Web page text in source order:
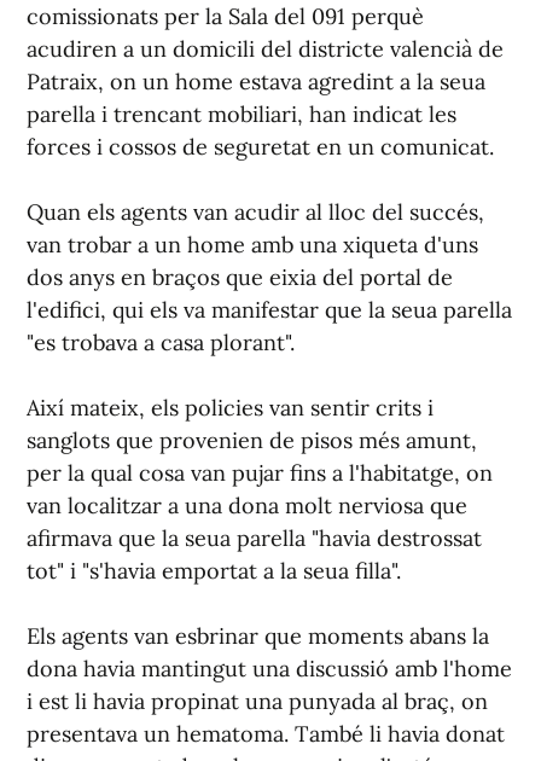
comissionats per la Sala del 091 perquè
acudiren a un domicili del districte valencià de
Patraix, on un home estava agredint a la seua
parella i trencant mobiliari, han indicat les
forces i cossos de seguretat en un comunicat.
Quan els agents van acudir al lloc del succés,
van trobar a un home amb una xiqueta d'uns
dos anys en braços que eixia del portal de
l'edifici, qui els va manifestar que la seua parella
"es trobava a casa plorant".
Així mateix, els policies van sentir crits i
sanglots que provenien de pisos més amunt,
per la qual cosa van pujar fins a l'habitatge, on
van localitzar a una dona molt nerviosa que
afirmava que la seua parella "havia destrossat
tot" i "s'havia emportat a la seua filla".
Els agents van esbrinar que moments abans la
dona havia mantingut una discussió amb l'home
i est li havia propinat una punyada al braç, on
presentava un hematoma. També li havia donat